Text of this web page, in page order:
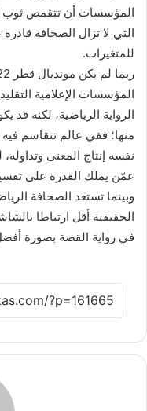
المؤسسات أن تتقمص ثوب
التي لا تزال الصحافة
للمتغيرات.
المؤسسات الإعلامية
الرواية الرياضية، لكنه قد
منها؛ ففي عالم تتقاسم
نفسه إنتاج المعنى
عمّن يملك القدرة على
الحقيقية أقل ارتباطا
في رواية القصة بصورة